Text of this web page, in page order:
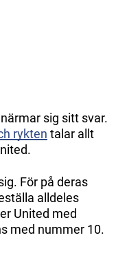
närmar sig sitt svar.
rykten talar allt
För på deras
alldeles
United med
med nummer 10.